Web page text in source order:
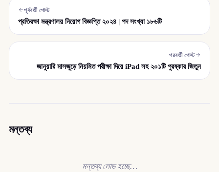
পূর্ববর্তী পোস্ট
প্রতিরক্ষা মন্ত্রণালয় নিয়োগ বিজ্ঞপ্তি ২০২৪ | পদ সংখ্যা ১৮৬টি
পরবর্তী পোস্ট
জানুয়ারি মাসজুড়ে নিয়মিত পরীক্ষা দিয়ে iPad সহ ২০১টি পুরষ্কার জিতুন
মন্তব্য
মন্তব্য লোড হচ্ছে…